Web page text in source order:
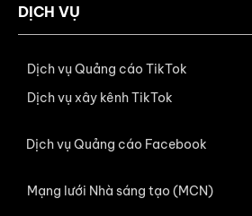
DỊCH VỤ
Dịch vụ Quảng cáo TikTok
Dịch vụ xây kênh TikTok
Dịch vụ Quảng cáo Facebook
Mạng lưới Nhà sáng tạo (MCN)